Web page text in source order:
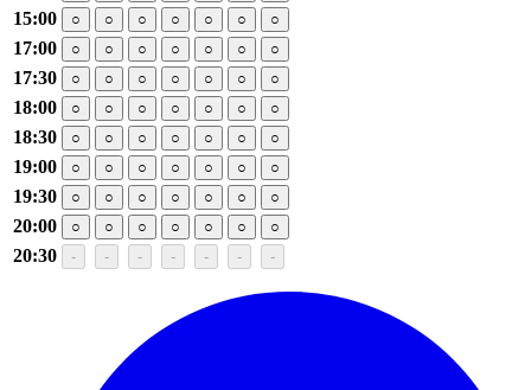
15:00 ○ ○ ○ ○ ○ ○ ○
17:00 ○ ○ ○ ○ ○ ○ ○
17:30 ○ ○ ○ ○ ○ ○ ○
18:00 ○ ○ ○ ○ ○ ○ ○
18:30 ○ ○ ○ ○ ○ ○ ○
19:00 ○ ○ ○ ○ ○ ○ ○
19:30 ○ ○ ○ ○ ○ ○ ○
20:00 ○ ○ ○ ○ ○ ○ ○
20:30 - - - - - - -